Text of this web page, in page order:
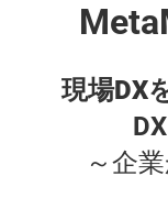
現場DX
～企